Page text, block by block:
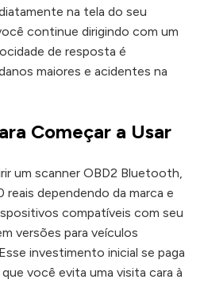
na tela do seu
continue dirigindo com um
de resposta é
maiores e acidentes na
Começar a Usar
um scanner OBD2 Bluetooth,
dependendo da marca e
compatíveis com seu
versões para veículos
investimento inicial se paga
você evita uma visita cara à